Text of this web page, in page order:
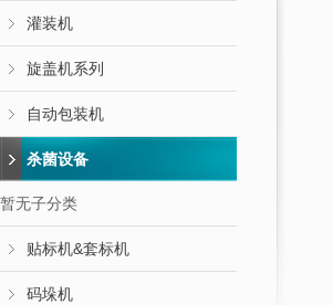
灌装机
旋盖机系列
自动包装机
杀菌设备
暂无子分类
贴标机&套标机
码垛机